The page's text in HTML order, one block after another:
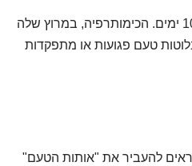
בלוטות הטעם על הלשון ובחלל הפה מתחדשות כל הזמן, בערך כל 10-14 ימים. הכימותרפיה, במרוץ שלה
טעם פגועות או מתפקדות
להעביר את "אותות הטעם"